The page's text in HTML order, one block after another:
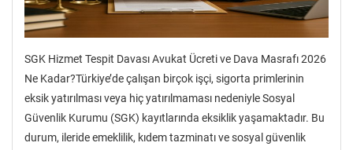
SGK Hizmet Tespit Davası Avukat Ücreti ve Dava Masrafı 2026
Ne Kadar?Türkiye’de çalışan birçok işçi, sigorta primlerinin
eksik yatırılması veya hiç yatırılmaması nedeniyle Sosyal
Güvenlik Kurumu (SGK) kayıtlarında eksiklik yaşamaktadır. Bu
durum, ileride emeklilik, kıdem tazminatı ve sosyal güvenlik